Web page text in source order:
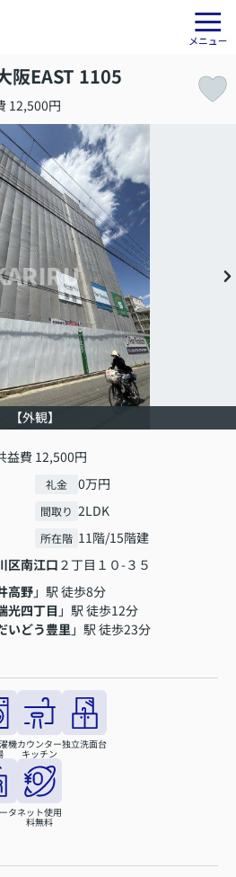
阪EAST 1105
12,500円
【外観】
費 12,500円
礼金 0万円
間取り 2LDK
所在階 11階/15階建
区南江口 ２丁目１０-３５
高野」駅 徒歩8分
光四丁目 」駅 徒歩12分
いどう豊里」駅 徒歩23分
機カウンター
キッチン
独立洗面台
タネット使用
料無料